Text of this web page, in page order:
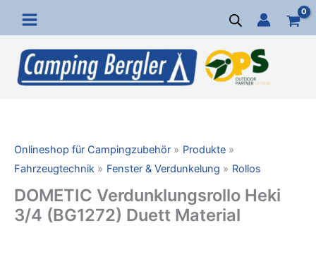
Inhalt
springen
Onlineshop für Campingzubehör
Produkte
Fahrzeugtechnik
Fenster & Verdunkelung Rollos
DOMETIC Verdunklungsrollo Heki
3/4 (BG1272) Duett Material